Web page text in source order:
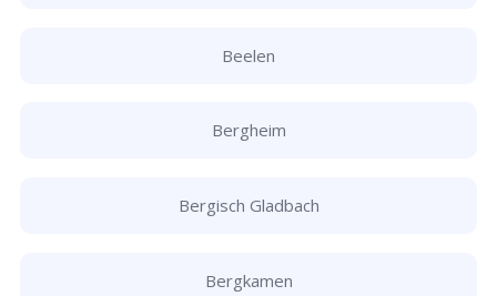
Beelen
Bergheim
Bergisch Gladbach
Bergkamen